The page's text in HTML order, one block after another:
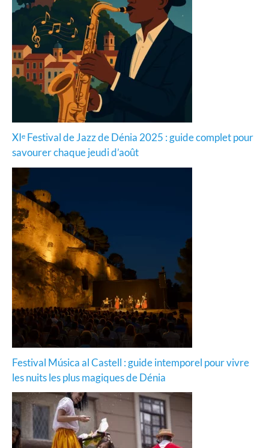
XIᵉ Festival de Jazz de Dénia 2025 : guide complet pour
savourer chaque jeudi d’août
Festival Música al Castell : guide intemporel pour vivre
les nuits les plus magiques de Dénia